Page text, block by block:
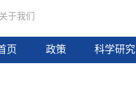
关于我们
页 政策 科学研究